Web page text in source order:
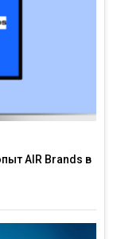
AIR Brands в